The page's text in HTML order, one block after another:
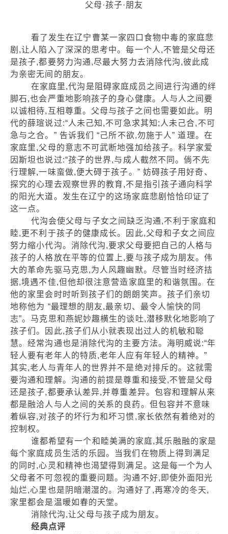
父母·孩子·朋友
看了发生在辽宁曹某一家四口食物中毒的家庭悲
剧,让人陷入了深深的思考中。每一个人,不管是父母还
是孩子,都要努力沟通,尽最大努力去消除代沟,彼此成
为亲密无间的朋友。
在家庭里,代沟是阻碍家庭成员之间进行沟通的绊
脚石,也会严重地影响孩子的身心健康。人与人之间要
以诚相待,互相尊重。父母与孩子之间也需要如此。明
代的薛瑄说过:“人未己知,不可急求其知;人未己合,不可
急与之合。” 告诉我们 “己所不欲,勿施于人” 道理。在
家庭里,父母的意志不可武断地强加给孩子。科学家爱
因斯坦也说过:“孩子的世界,与成人截然不同。倘不先
行理解,一味蛮做,便大碍于孩子。” 妨碍孩子用好奇、
探究的心理去观察世界的教育,不是指引孩子通向科学
的阳光大道。发生在辽宁的这场家庭悲剧恰恰印证了
这一点。
代沟会使父母与子女之间缺乏沟通,不利于家庭和
睦,更不利于孩子的健康成长。因此,父母和子女之间应
努力缩小代沟。消除代沟,要求父母要把自己的人格与
孩子的人格放在平等的位置上,要与孩子成为朋友。伟
大的革命先驱马克思,为人风趣幽默。尽管当时经济拮
据,境遇不佳,但他却很注意营造家庭里的和谐氛围。在
他的家里会时时听到孩子们的朗朗笑声。孩子们亲切
地称他为 “最理想的朋友,最亲切、最令人愉快的同
志”。马克思和燕妮妙趣横生的谈吐,潜移默化地影响了
孩子们。因此,孩子们从小就表现出过人的机敏和聪
慧。经常沟通也是消除代沟的主要方法。海明威说:“年
轻人要有老年人的特质,老年人应有年轻人的精神。”
其实,老人与青年人的世界并不是绝对排斥的。这就需
要沟通和理解。沟通的前提是尊重和接受,不管是父母
还是孩子,都要承认差异,并尊重差异。包容和理解从来
都是融洽人与人之间的关系的良药。但包容并不意味
着纵容,对孩子的坏行为和坏习惯,家长依然有着绝对的
控制权。
谁都希望有一个和睦美满的家庭,其乐融融的家是
每个家庭成员生活的乐园。当我们在物质上得到满足
的同时,心灵和精神也渴望得到满足。这是每一个为人
父母者不可忽视的重要问题。沟通不好,即使外面阳光
灿烂,心里也是阴暗潮湿的。沟通好了,再寒冷的冬天,
家里都会是温暖如春的天堂。
消除代沟,让父母与孩子成为朋友。
经典点评